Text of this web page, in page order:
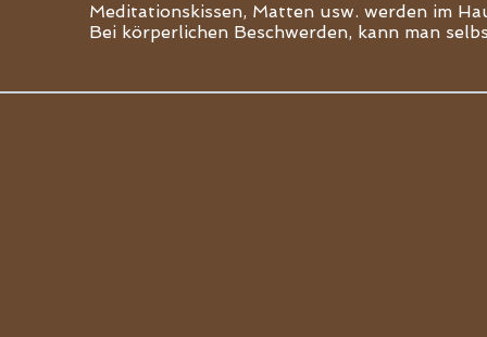
Meditationskissen, Matten usw. werden im
Bei körperlichen Beschwerden, kann man